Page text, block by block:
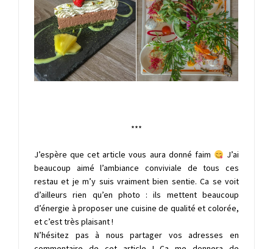
***
J’espère que cet article vous aura donné faim
J’ai
beaucoup aimé l’ambiance conviviale de tous ces
restau et je m’y suis vraiment bien sentie. Ca se voit
d’ailleurs rien qu’en photo : ils mettent beaucoup
d’énergie à proposer une cuisine de qualité et colorée,
et c’est très plaisant !
N’hésitez pas à nous partager vos adresses en